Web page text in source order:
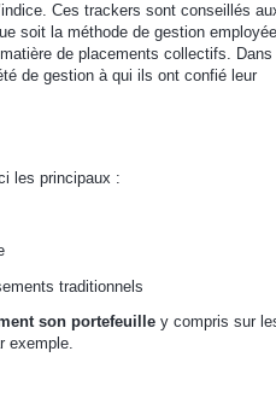
Ces trackers sont conseillés
soit la méthode de gestion employée
de placements collectifs. Dans
de gestion à qui ils ont confié leur
les principaux :
traditionnels
son portefeuille y compris sur
exemple.